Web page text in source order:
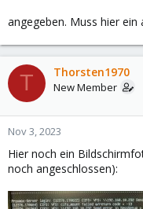
angegeben. Muss hier
T Thorsten1970
New Member
Nov 3, 2023
Hier noch ein
noch angeschlossen):